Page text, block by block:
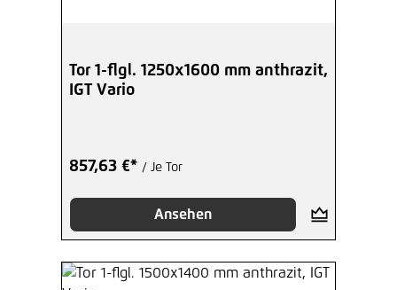
Tor 1-flgl. 1250x1600 mm anthrazit,
IGT Vario
857,63 €* / Je Tor
Ansehen